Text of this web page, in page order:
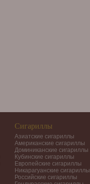
Сигариллы
Азиатские сигариллы
Американские сигариллы
Доминиканские сигариллы
Кубинские сигариллы
Европейские сигариллы
Никарагуанские сигариллы
Российские сигариллы